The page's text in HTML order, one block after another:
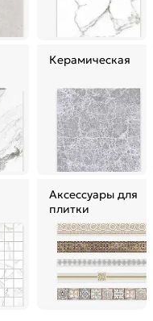
Керамическая
Аксессуары для
плитки